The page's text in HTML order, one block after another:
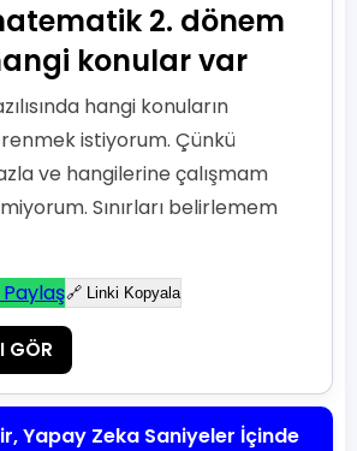
2. dönem
konular var
hangi konuların
istiyorum. Çünkü
ve hangilerine çalışmam
Sınırları belirlemem
🔗 Linki Kopyala
GÖR
Yapay Zeka Saniyeler İçinde